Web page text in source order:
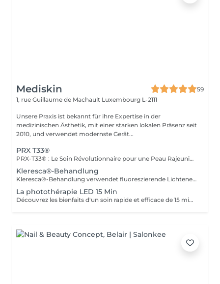
Mediskin
59
1, rue Guillaume de Machault Luxembourg L-2111
Unsere Praxis ist bekannt für ihre Expertise in der
medizinischen Ästhetik, mit einer starken lokalen Präsenz seit
2010, und verwendet modernste Gerät...
PRX T33®
PRX-T33® : Le Soin Révolutionnaire pour une Peau Rajeunie Le PRX-T33® est un traitement innovant de la peau qui combine les avantages d'un peeling chimique et d'une biorevitalisation sans les inconvénients habituels. Ce soin utilise une formule unique à base d'acide trichloroacétique (TCA) et de peroxyde d'hydrogène (H2O2) pour stimuler la régénération de la peau en profondeur, sans provoquer de desquamation visible.
Kleresca®-Behandlung
Kleresca®-Behandlung verwendet fluoreszierende Lichtenergie, um die natürlichen Prozesse der Haut zu stimulieren und ihre Textur zu verbessern. Die Behandlung basiert auf der Interaktion zwischen einem speziell formulierten Gel und der Kleresca®-Lampe. Vorteile: -Erhöhte Kollagenproduktion. -Verbesserte Textur und reduzierte Poren. -Reduzierung von Anzeichen der Hautalterung. Verfahren: -Hautvorbereitung. -Anwendung des Kleresca®-Photokonverter-Gels als Maske. -Kleresca®-Multi-LED-Phototherapie für 9 Minuten. -Hautreinigung und -hydratisierung. Indikationen: -Hautverjüngung. -Behandlung von Akne und Narben. -Reduzierung von Rosacea. Anpassungsfähigkeit: -Kleresca®-Behandlung ist für alle Hauttypen geeignet und kann bei bestimmten Hautzuständen wie Melasma oder Pigmentflecken von Vorteil sein. Ergänzende Pflege: -Um die Behandlungsergebnisse zu optimieren und die soziale Ausfallzeit zu minimieren, ist eine Phototherapie-Sitzung inbegriffen. Diese hilft, Entzündungen zu reduzieren, die Kollagenproduktion zu stimulieren und die Hautheilung zu verbessern. Gegenanzeigen: -Nicht empfohlen für schwangere oder stillende Frauen. Während der ersten Sitzung werden wir gemeinsam Ihre Ziele festlegen und die für Ihre Haut am besten geeignete Behandlung bestimmen. Bei Fragen kontaktieren Sie uns oder buchen Sie einen kostenlosen Beratungstermin
La photothérapie LED 15 Min
Découvrez les bienfaits d'un soin rapide et efficace de 15 minutes avec la lumière LED. Ce traitement innovant utilise des longueurs d'onde spécifiques pour pénétrer la peau en profondeur et offrir une multitude de bénéfices : -Réduction des rides et ridules : La lumière LED stimule la production de collagène, aidant à lisser les rides et à raffermir la peau. -Amélioration de la texture de la peau : En favorisant le renouvellement cellulaire, ce soin laisse la peau plus douce et éclatante. -Réduction des rougeurs et inflammations : Les propriétés anti-inflammatoires de la lumière LED aident à apaiser les peaux sensibles et à réduire les rougeurs. -Traitement de l'acné : La lumière LED aide à éliminer les bactéries responsables de l'acné, réduisant ainsi les éruptions cutanées. -Éclat et luminosité : Ce soin revitalise la peau, lui donnant un aspect plus lumineux et sain. Profitez de ce soin express pour une peau visiblement améliorée et éclatante de santé en seulement 15 minutes !